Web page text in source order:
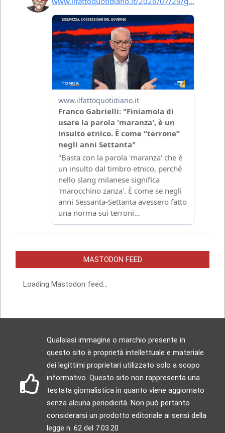
MASTODON FEED
Loading Mastodon feed...
Qualsiasi immagine o marchio presente in
questo sito è proprietà intellettuale e materiale
dei legittimi proprietari utilizzato solo a scopo
informativo. Questo sito non rappresenta una
testata giornalistica in quanto viene aggiornato
senza alcuna periodicità. Non può pertanto
considerarsi un prodotto editoriale ai sensi della
legge n. 62 del 7.03.20